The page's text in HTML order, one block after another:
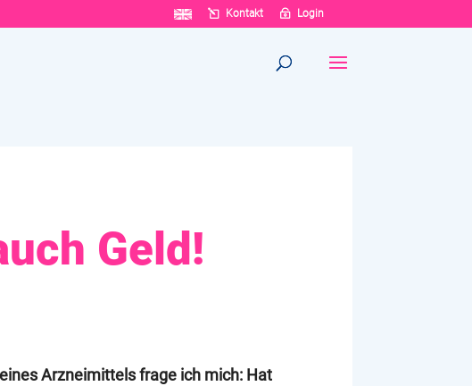
Kontakt Login
Geld!
Arzneimittels frage ich mich: Hat